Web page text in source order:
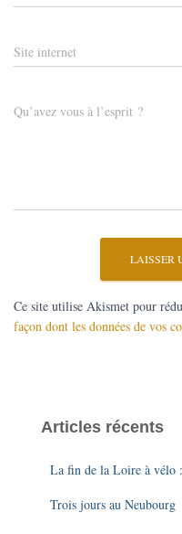
Site internet
Qu’avez vous à l’esprit ?
Ce site utilise Akismet pour
façon dont les données de vos
Articles récents
La fin de la Loire à vélo
Trois jours au Neubourg